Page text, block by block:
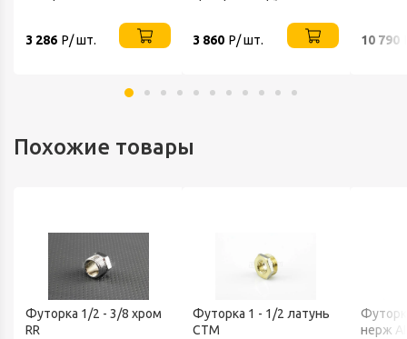
3 286 Р/ шт.
3 860 Р/ шт.
10 790
Похожие товары
Футорка 1/2 - 3/8 хром
RR
Футорка 1 - 1/2 латунь
CTM
нерж